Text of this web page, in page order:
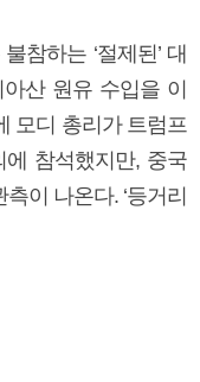
참하는 ‘절제된’ 대
산 원유 수입을 이
모디 총리가 트럼프
에 참석했지만, 중국
이 나온다. ‘등거리